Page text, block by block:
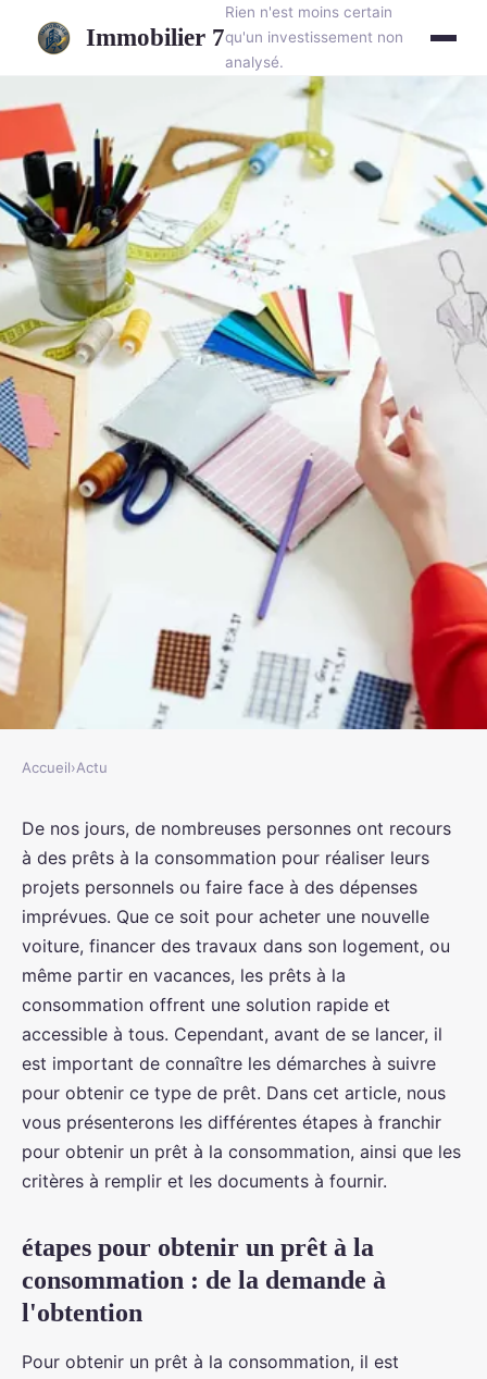
Immobilier 7
Rien n'est moins certain
qu'un investissement non
analysé.
Quelles sont les démarches à
suivre pour obtenir un prêt à la
consommation ?
rodolphe •6 août 2023• 3 min de lecture
Accueil›Actu
De nos jours, de nombreuses personnes ont recours
à des prêts à la consommation pour réaliser leurs
projets personnels ou faire face à des dépenses
imprévues. Que ce soit pour acheter une nouvelle
voiture, financer des travaux dans son logement, ou
même partir en vacances, les prêts à la
consommation offrent une solution rapide et
accessible à tous. Cependant, avant de se lancer, il
est important de connaître les démarches à suivre
pour obtenir ce type de prêt. Dans cet article, nous
vous présenterons les différentes étapes à franchir
pour obtenir un prêt à la consommation, ainsi que les
critères à remplir et les documents à fournir.
étapes pour obtenir un prêt à la
consommation : de la demande à
l'obtention
Pour obtenir un prêt à la consommation, il est